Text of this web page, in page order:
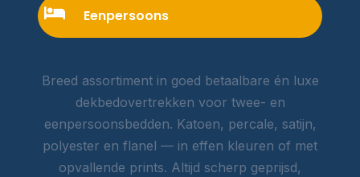
Eenpersoons
Breed assortiment in goed betaalbare én luxe
dekbedovertrekken voor twee- en
eenpersoonsbedden. Katoen, percale, satijn,
polyester en flanel — in effen kleuren of met
opvallende prints. Altijd scherp geprijsd,